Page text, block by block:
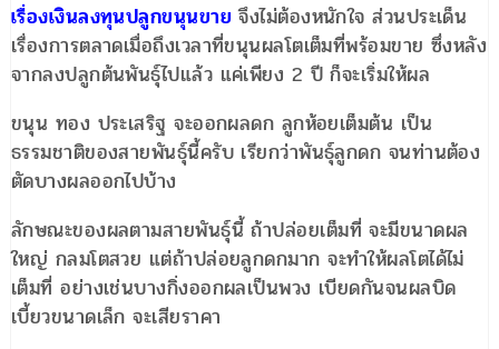
เรื่องเงินลงทุนปลูกขนุนขายจึงไม่ต้องหนักใจ ส่วนประเด็น
เรื่องการตลาดเมื่อถึงเวลาที่ขนุนผลโตเต็มที่พร้อมขาย ซึ่งหลัง
จากลงปลูกต้นพันธุ์ไปแล้ว แค่เพียง 2 ปี ก็จะเริ่มให้ผล
ขนุน ทอง ประเสริฐ จะออกผลดก ลูกห้อยเต็มต้น เป็น
ธรรมชาติของสายพันธุ์นี้ครับ เรียกว่าพันธุ์ลูกดก จนท่านต้อง
ตัดบางผลออกไปบ้าง
ลักษณะของผลตามสายพันธุ์นี้ ถ้าปล่อยเต็มที่ จะมีขนาดผล
ใหญ่ กลมโตสวย แต่ถ้าปล่อยลูกดกมาก จะทำให้ผลโตได้ไม่
เต็มที่ อย่างเช่นบางกิ่งออกผลเป็นพวง เบียดกันจนผลบิด
เบี้ยวขนาดเล็ก จะเสียราคา